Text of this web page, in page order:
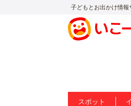
子どもとお出かけ情報
スポット